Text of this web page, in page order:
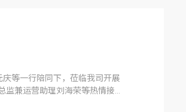
等一行陪同下，莅临我司开展
监兼运营助理刘海荣等热情接